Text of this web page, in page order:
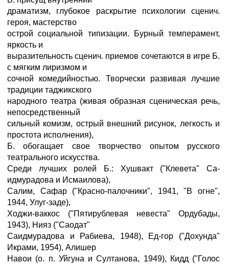
драматизм, глубокое раскрытие психологии сценич.
героя, мастерство
острой социальной типизации. Бурный темперамент,
яркость и
выразительность сценич. приемов сочетаются в игре Б.
с мягким лиризмом и
сочной комедийностью. Творчески развивая лучшие
традиции таджикского
народного театра (живая образная сценическая речь,
непосредственный
сильный комизм, острый внешний рисунок, легкость и
простота исполнения),
Б. обогащает свое творчество опытом русского
театрального искусства.
Среди лучших ролей Б.: Хушвакт ("Клевета" Са-
идмурадова и Исмаилова),
Салим, Сафар ("Красно-палочники", 1941, "В огне",
1944, Улуг-заде),
Ходжи-ваккос ("Пятирублевая невеста" Ордубады,
1943), Нияз ("Саодат"
Саидмурадова и Рабиева, 1948), Ед-гор ("Дохунда"
Икрами, 1954), Алишер
Навои (о. п. Уйгуна и Султанова, 1949), Кидд ("Голос